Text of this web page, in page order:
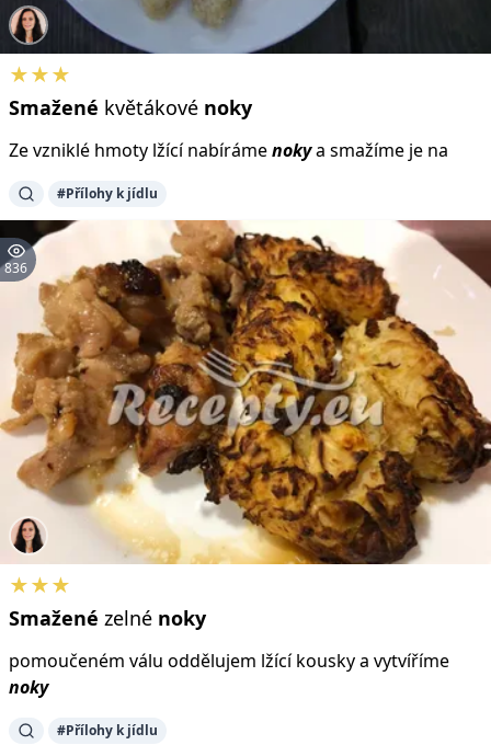
★★★
Smažené květákové noky
Ze vzniklé hmoty lžící nabírámenokya smažíme je na
#Přílohy k jídlu
836
★★★
Smažené zelné noky
pomoučeném válu oddělujem lžící kousky a vytvíříme
noky
#Přílohy k jídlu